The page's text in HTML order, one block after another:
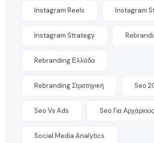
Instagram Reels Instagram
Instagram Strategy
Rebranding Ελλάδα
Rebranding Στρατηγική Seo
Seo Vs Ads Seo Για Αρχάριους
Social Media Analytics